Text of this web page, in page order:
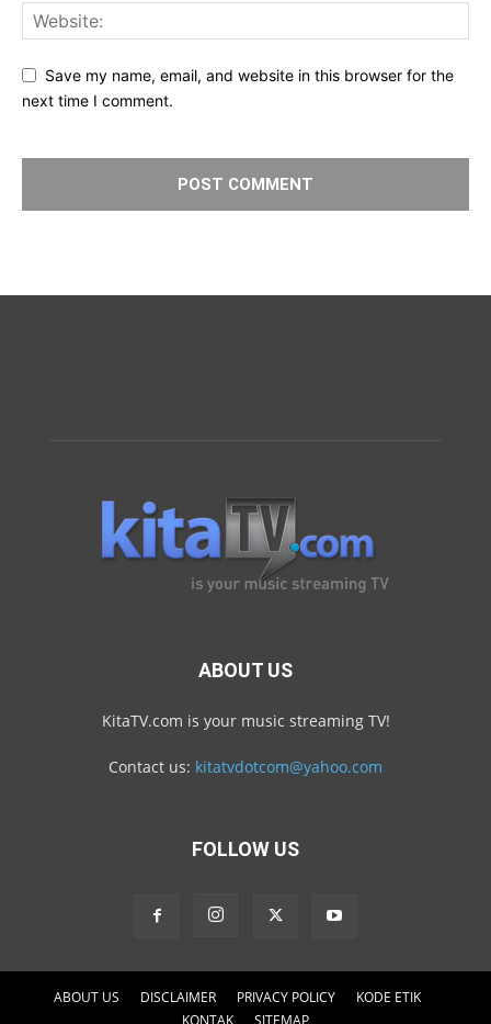
Save my name, email, and website in this browser for the
next time I comment.
ABOUT US
KitaTV.com is your music streaming TV!
Contact us: kitatvdotcom@yahoo.com
FOLLOW US
ABOUT US DISCLAIMER PRIVACY POLICY
KODE ETIK
KONTAK
SITEMAP